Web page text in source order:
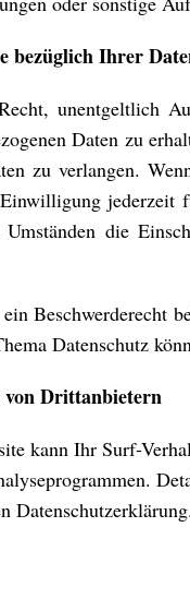
bezüglich Ihrer
unentgeltlich
Daten zu
zu verlangen.
die
Beschwerderecht
Datenschutz
von Drittanbietern
kann Ihr Surf-